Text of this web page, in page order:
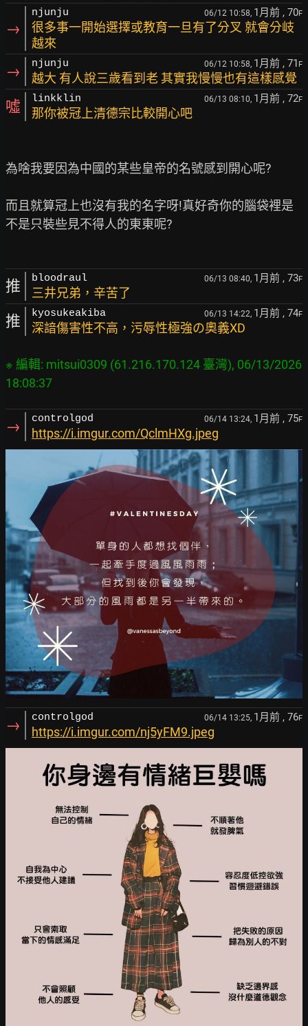
→
njunju 06/12 10:58, 1月前 , 70F
很多事一開始選擇或教育一旦有了分叉 就會分岐
越來
→ njunju 06/12 10:58, 1月前 , 71 F
越大 有人說三歲看到老 其實我慢慢也有這樣感覺
噓 linkklin 06/13 08:10, 1月前 , 72F
那你被冠上清德宗比較開心吧
為啥我要因為中國的某些皇帝的名號感到開心呢?
而且就算冠上也沒有我的名字呀!真好奇你的腦袋裡是
不是只裝些見不得人的東東呢?
推 bloodraul 06/13 08:40, 1月前 , 73F
三井兄弟，辛苦了
推 kyosukeakiba 06/13 14:22, 1月前 , 74F
深諳傷害性不高，污辱性極強の奧義XD
※ 編輯: mitsui0309 (61.216.170.124 臺灣), 06/13/2026
→ controlgod 06/14 13:24, 1月前 , 75F
https://i.imgur.com/QclmHXg.jpeg
→ controlgod 06/14 13:25, 1月前 , 76F
https://i.imgur.com/nj5yFM9.jpeg